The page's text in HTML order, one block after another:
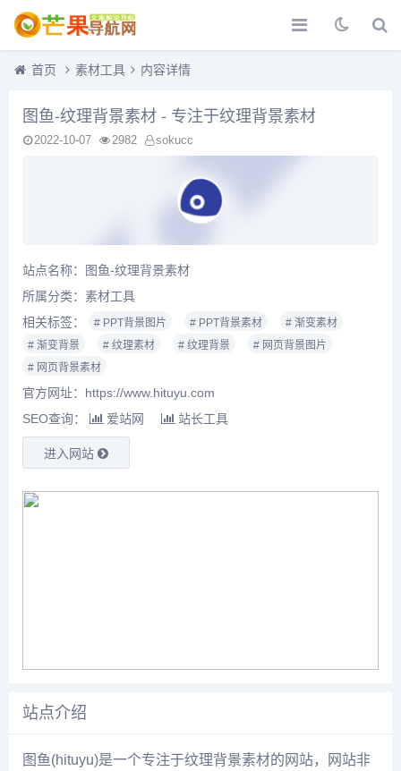
首页 素材工具 内容详情
图鱼-纹理背景素材 - 专注于纹理背景素材
2022-10-07 2982 sokucc
站点名称：图鱼-纹理背景素材
所属分类： 素材工具
相关标签：
# PPT背景图片 # PPT背景素材
# 渐变素材
# 渐变背景
# 纹理素材 # 纹理背景
# 网页背景图片
# 网页背景素材
官方网址：https://www.hituyu.com
SEO查询：
爱站网 站长工具
进入网站
站点介绍
图鱼(hituyu)是一个专注于纹理背景素材的网站，网站非